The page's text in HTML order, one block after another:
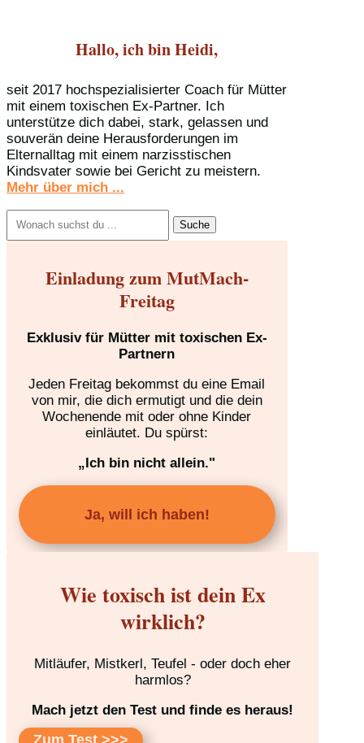
Hallo, ich bin Heidi,
seit 2017 hochspezialisierter Coach für Mütter
mit einem toxischen Ex-Partner. Ich
unterstütze dich dabei, stark, gelassen und
souverän deine Herausforderungen im
Elternalltag mit einem narzisstischen
Kindsvater sowie bei Gericht zu meistern.
Mehr über mich ...
nach:
Einladung zum MutMach-
Freitag
Exklusiv für Mütter mit toxischen Ex-
Partnern
Jeden Freitag bekommst du eine Email
von mir, die dich ermutigt und die dein
Wochenende mit oder ohne Kinder
einläutet. Du spürst:
„Ich bin nicht allein."
Ja, will ich haben!
Wie toxisch ist dein Ex
wirklich?
Mitläufer, Mistkerl, Teufel - oder doch eher
harmlos?
Mach jetzt den Test und finde es heraus!